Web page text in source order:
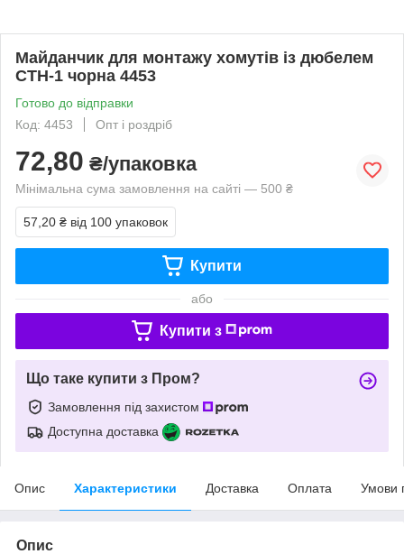
Майданчик для монтажу хомутів із дюбелем
СТН-1 чорна 4453
Готово до відправки
Код: 4453
Опт і роздріб
72,80 ₴/упаковка
Мінімальна сума замовлення на сайті — 500 ₴
57,20 ₴ від 100 упаковок
Купити
або
Купити з
Що таке купити з Пром?
Замовлення під захистом
Доступна доставка
Опис Характеристики Доставка Оплата Умови
Опис